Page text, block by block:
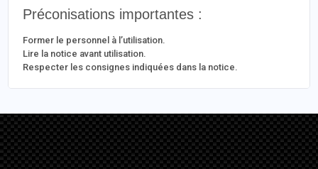
Préconisations importantes :
Former le personnel à l’utilisation.
Lire la notice avant utilisation.
Respecter les consignes indiquées dans la notice.